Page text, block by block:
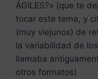
ÁGILES?» (que te
tocar este tema, y
(muy viejunos) de
la variabilidad de
llamaba
otros formatos)